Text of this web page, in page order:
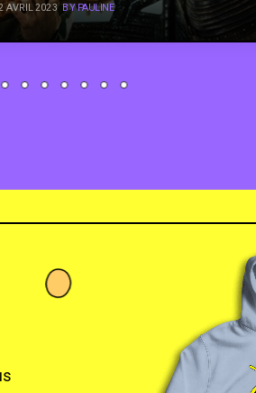
AVRIL 2023 BY PAULINE